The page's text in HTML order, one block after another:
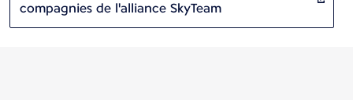
compagnies de l'alliance SkyTeam